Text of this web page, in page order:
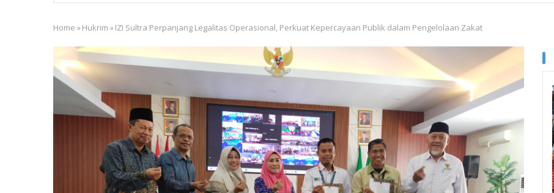
Breadcrumb
Home »Hukrim »IZI Sultra Perpanjang Legalitas Operasional, Perkuat Kepercayaan Publik dalam Pengelolaan Zakat